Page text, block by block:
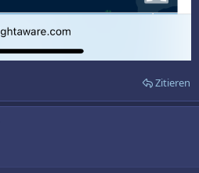
Zitieren